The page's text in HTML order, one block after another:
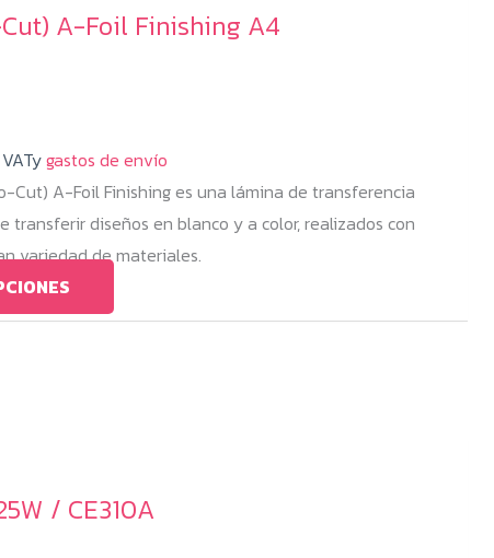
A-Foil Finishing A4
gastos de envío
Cut) A-Foil Finishing es una lámina de transferencia
diseños en blanco y a color, realizados con
variedad de materiales.
producto
se
/ CE310A